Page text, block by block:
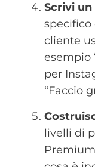
Scrivi
specifico
cliente
esempio
per
“Faccio
livelli di